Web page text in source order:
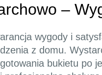
–
wygody i
z domu.
bukietu po